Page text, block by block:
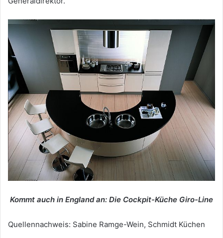
Kommt auch in England an: Die Cockpit-Küche Giro-Line
Quellennachweis: Sabine Ramge-Wein, Schmidt Küchen